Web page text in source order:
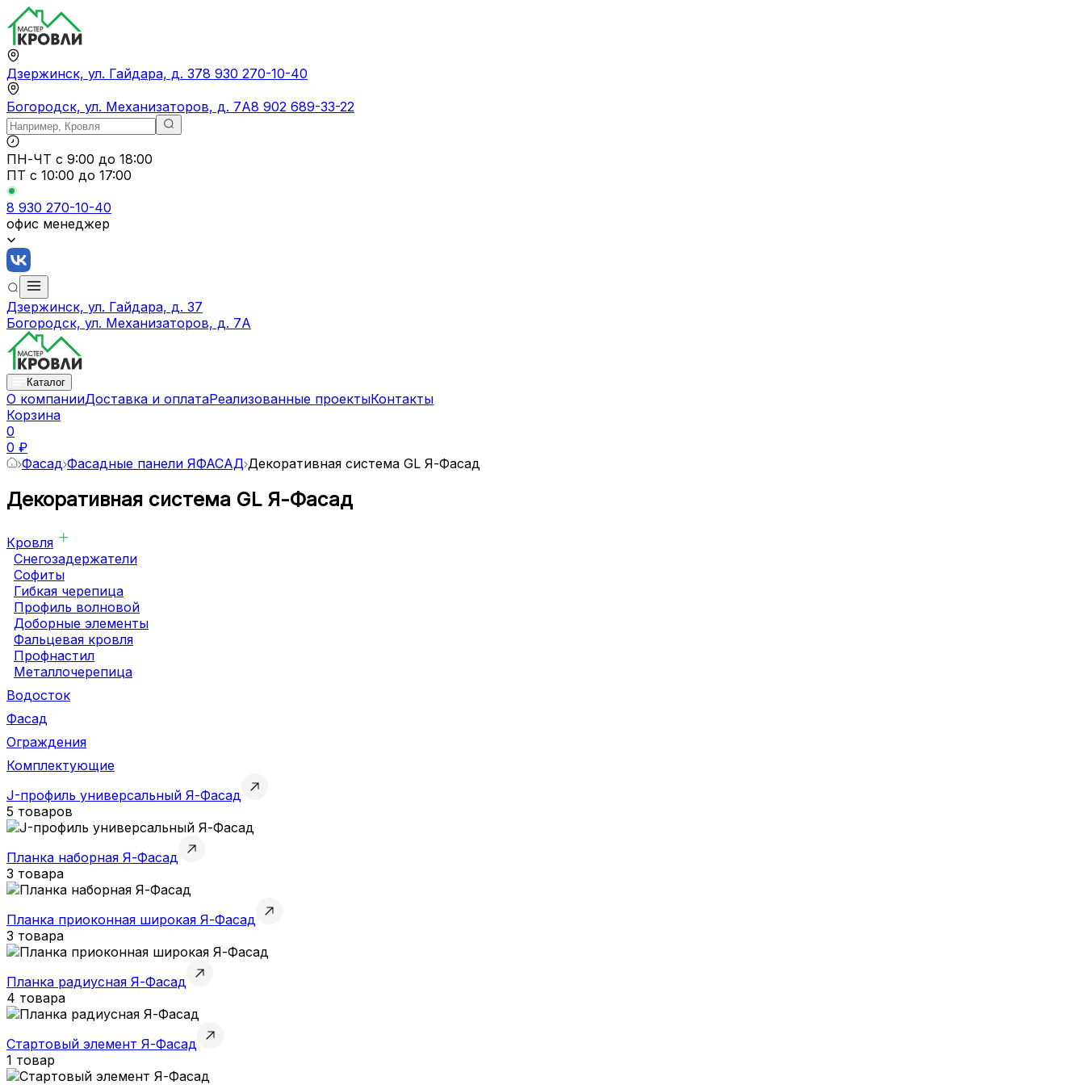
Дзержинск, ул. Гайдара, д. 378 930 270-10-40
Богородск, ул. Механизаторов, д. 7А8 902 689-33-22
ПН-ЧТ с 9:00 до 18:00
ПТ с 10:00 до 17:00
8 930 270-10-40
офис менеджер
Дзержинск, ул. Гайдара, д. 37
Богородск, ул. Механизаторов, д. 7А
Каталог
О компанииДоставка и оплатаРеализованные проектыКонтакты
Корзина
0
0 ₽
Фасад Фасадные панели ЯФАСАД Декоративная система GL Я-Фасад
Декоративная система GL Я-Фасад
Кровля
Снегозадержатели
Софиты
Гибкая черепица
Профиль волновой
Доборные элементы
Фальцевая кровля
Профнастил
Металлочерепица
Водосток
Фасад
Ограждения
Комплектующие
J-профиль универсальный Я-Фасад
5 товаров
Планка наборная Я-Фасад
3 товара
Планка приоконная широкая Я-Фасад
3 товара
Планка радиусная Я-Фасад
4 товара
Стартовый элемент Я-Фасад
1 товар